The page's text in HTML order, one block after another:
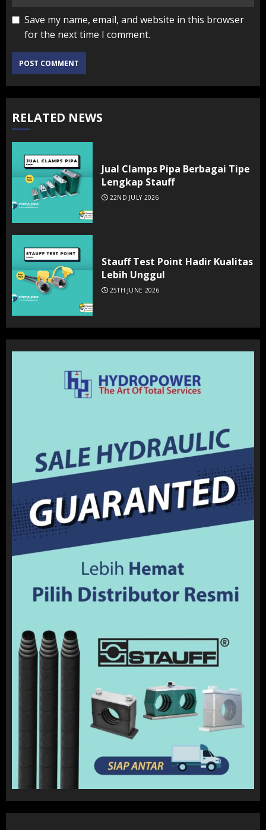
Save my name, email, and website in this browser
for the next time I comment.
RELATED NEWS
Jual Clamps Pipa Berbagai Tipe
Lengkap Stauff
22ND JULY 2026
Stauff Test Point Hadir Kualitas
Lebih Unggul
25TH JUNE 2026